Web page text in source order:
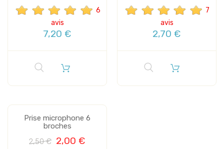
6
avis
7,20 €
7
avis
2,70 €
Prise microphone 6
broches
2,50 € 2,00 €